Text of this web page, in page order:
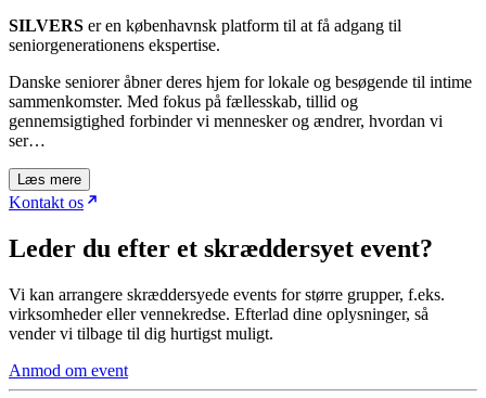
SILVERS er en københavnsk platform til at få adgang til
seniorgenerationens ekspertise.
Danske seniorer åbner deres hjem for lokale og besøgende til intime
sammenkomster. Med fokus på fællesskab, tillid og
gennemsigtighed forbinder vi mennesker og ændrer, hvordan vi
ser…
Læs mere
Kontakt os
Leder du efter et skræddersyet event?
Vi kan arrangere skræddersyede events for større grupper, f.eks.
virksomheder eller vennekredse. Efterlad dine oplysninger, så
vender vi tilbage til dig hurtigst muligt.
Anmod om event